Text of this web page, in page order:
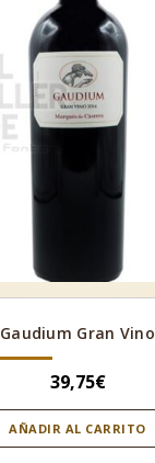
Gaudium Gran Vino
39,75€
AÑADIR AL CARRITO